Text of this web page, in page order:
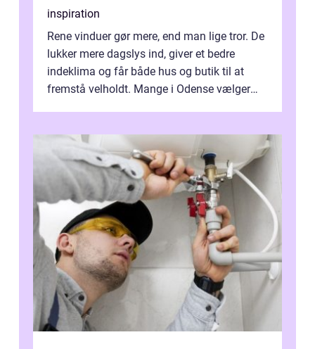
inspiration
Rene vinduer gør mere, end man lige tror. De
lukker mere dagslys ind, giver et bedre
indeklima og får både hus og butik til at
fremstå velholdt. Mange i Odense vælger